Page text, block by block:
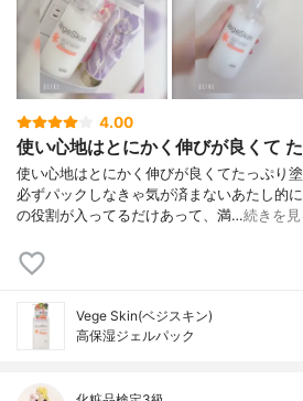
4.00
使い心地はとにかく伸びが良くて
使い心地はとにかく伸びが良くてたっぷり
必ずパックしなきゃ気が済まないあたし的
の役割が入ってるだけあって、満…続きを見
Vege Skin(ベジスキン)
高保湿ジェルパック